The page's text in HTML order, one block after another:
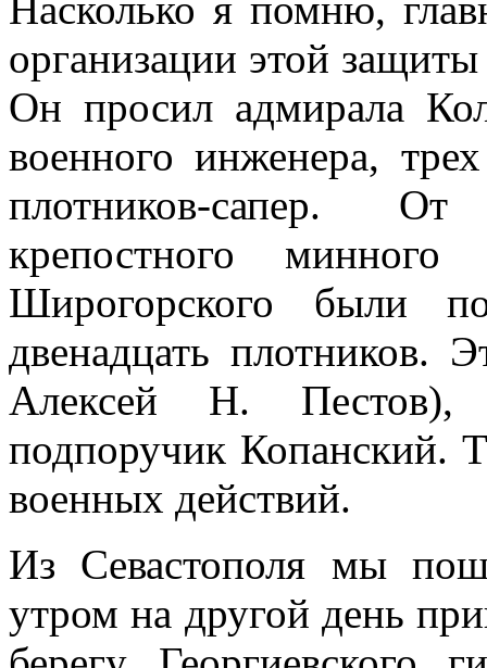
Насколько я помню,
организации этой
Он просил адмирала
военного инженера,
плотников-сапер. От
крепостного
Широгорского были
двенадцать
Алексей Н. Пестов),
подпоручик Копанский.
военных действий.
Из Севастополя мы
утром на другой день